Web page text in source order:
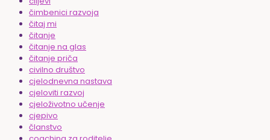
čimbenici razvoja
čitaj mi
čitanje
čitanje na glas
čitanje priča
civilno društvo
cjelodnevna nastava
cjeloviti razvoj
cjeloživotno učenje
cjepivo
članstvo